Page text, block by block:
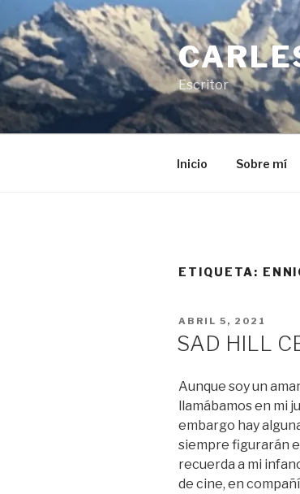
al
contenido
Escritor
Inicio Sobre mí
ETIQUETA:
PUBLICADO
EL
ABRIL 5, 2021
SAD HILL
Aunque soy un
llamábamos en mi
embargo hay
siempre figurarán
recuerda a mi
de cine, en